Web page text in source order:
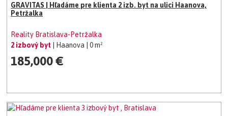
GRAVITAS | Hľadáme pre klienta 2 izb. byt na ulici Haanova,
Petržalka
Reality Bratislava-Petržalka
2 izbový byt
| Haanova | 0 m²
185,000 €